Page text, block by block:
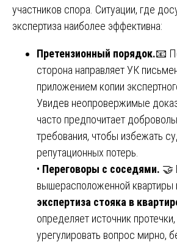
участников спора. Ситуации, где
экспертиза наиболее эффективна:
Претензионный порядок.📧
сторона направляет УК
приложением копии
Увидев неопровержимые
часто предпочитает
требования, чтобы избежать
репутационных потерь.
• Переговоры с соседями. 🤝
вышерасположенной квартиры
экспертиза стояка в
определяет источник
урегулировать вопрос мирно,